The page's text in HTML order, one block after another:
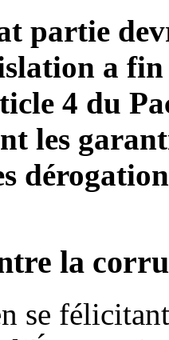
partie
a
4 du
les
la
se